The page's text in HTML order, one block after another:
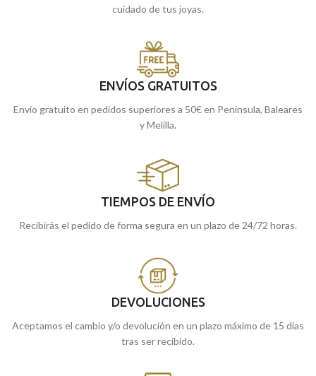
cuidado de tus joyas.
ENVÍOS GRATUITOS
Envío gratuito en pedidos superiores a 50€ en Península, Baleares
y Melilla.
TIEMPOS DE ENVÍO
Recibirás el pedido de forma segura en un plazo de 24/72 horas.
DEVOLUCIONES
Aceptamos el cambio y/o devolución en un plazo máximo de 15 días
tras ser recibido.